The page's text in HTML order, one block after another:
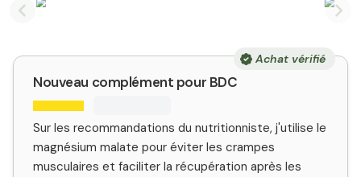
Previous slide
Achat vérifié
Nouveau complément pour BDC
Sur les recommandations du nutritionniste, j'utilise le
magnésium malate pour éviter les crampes
musculaires et faciliter la récupération après les